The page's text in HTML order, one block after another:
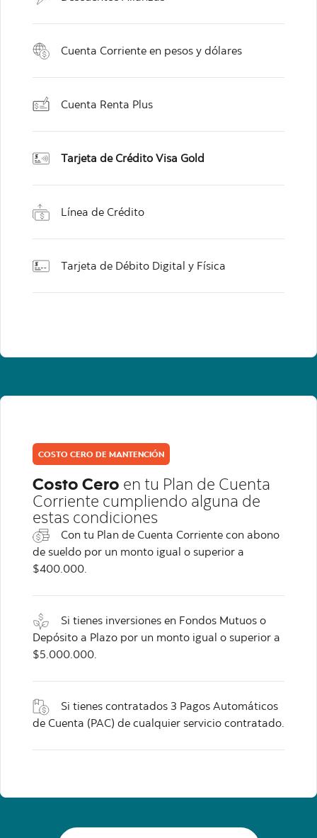
Cuenta Corriente en pesos y dólares
Cuenta Renta Plus
Tarjeta de Crédito Visa Gold
Línea de Crédito
Tarjeta de Débito Digital y Física
COSTO CERO DE MANTENCIÓN
Costo Cero en tu Plan de Cuenta
Corriente cumpliendo alguna de
estas condiciones
Con tu Plan de Cuenta Corriente con abono
de sueldo por un monto igual o superior a
$400.000.
Si tienes inversiones en Fondos Mutuos o
Depósito a Plazo por un monto igual o superior a
$5.000.000.
Si tienes contratados 3 Pagos Automáticos
de Cuenta (PAC) de cualquier servicio contratado.